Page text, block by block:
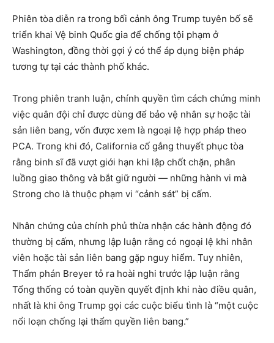
Phiên tòa diễn ra trong bối cảnh ông Trump tuyên bố sẽ
triển khai Vệ binh Quốc gia để chống tội phạm ở
Washington, đồng thời gợi ý có thể áp dụng biện pháp
tương tự tại các thành phố khác.
Trong phiên tranh luận, chính quyền tìm cách chứng minh
việc quân đội chỉ được dùng để bảo vệ nhân sự hoặc tài
sản liên bang, vốn được xem là ngoại lệ hợp pháp theo
PCA. Trong khi đó, California cố gắng thuyết phục tòa
rằng binh sĩ đã vượt giới hạn khi lập chốt chặn, phân
luồng giao thông và bắt giữ người — những hành vi mà
Strong cho là thuộc phạm vi “cảnh sát” bị cấm.
Nhân chứng của chính phủ thừa nhận các hành động đó
thường bị cấm, nhưng lập luận rằng có ngoại lệ khi nhân
viên hoặc tài sản liên bang gặp nguy hiểm. Tuy nhiên,
Thẩm phán Breyer tỏ ra hoài nghi trước lập luận rằng
Tổng thống có toàn quyền quyết định khi nào điều quân,
nhất là khi ông Trump gọi các cuộc biểu tình là “một cuộc
nổi loạn chống lại thẩm quyền liên bang.”